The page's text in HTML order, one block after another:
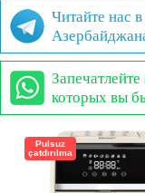
Читайте нас
которых вы